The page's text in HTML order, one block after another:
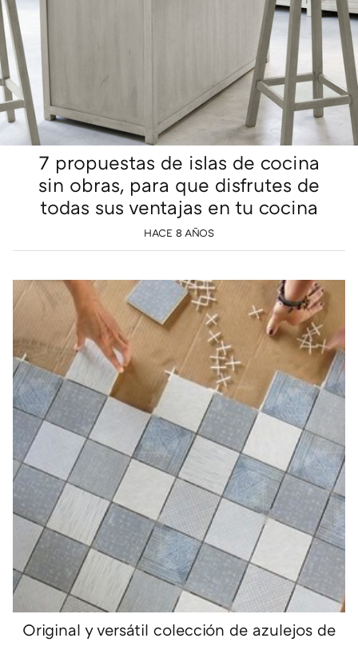
7 propuestas de islas de cocina
sin obras, para que disfrutes de
todas sus ventajas en tu cocina
HACE 8 AÑOS
Original y versátil colección de azulejos de